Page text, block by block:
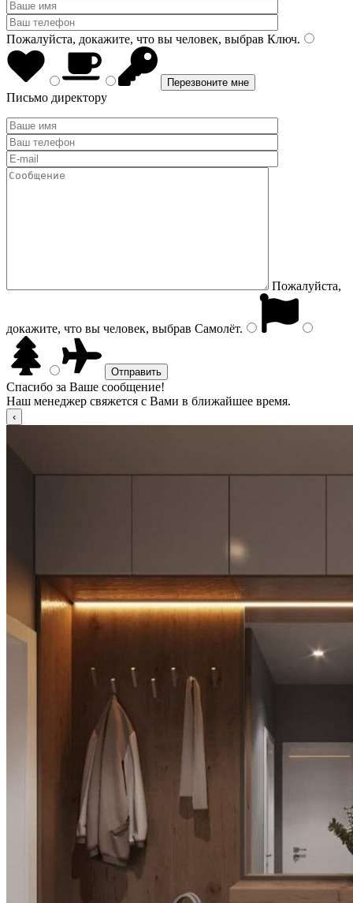
Пожалуйста, докажите, что вы человек, выбрав Ключ.
Письмо директору
Пожалуйста,
докажите, что вы человек, выбрав Самолёт.
Спасибо за Ваше сообщение!
Наш менеджер свяжется с Вами в ближайшее время.